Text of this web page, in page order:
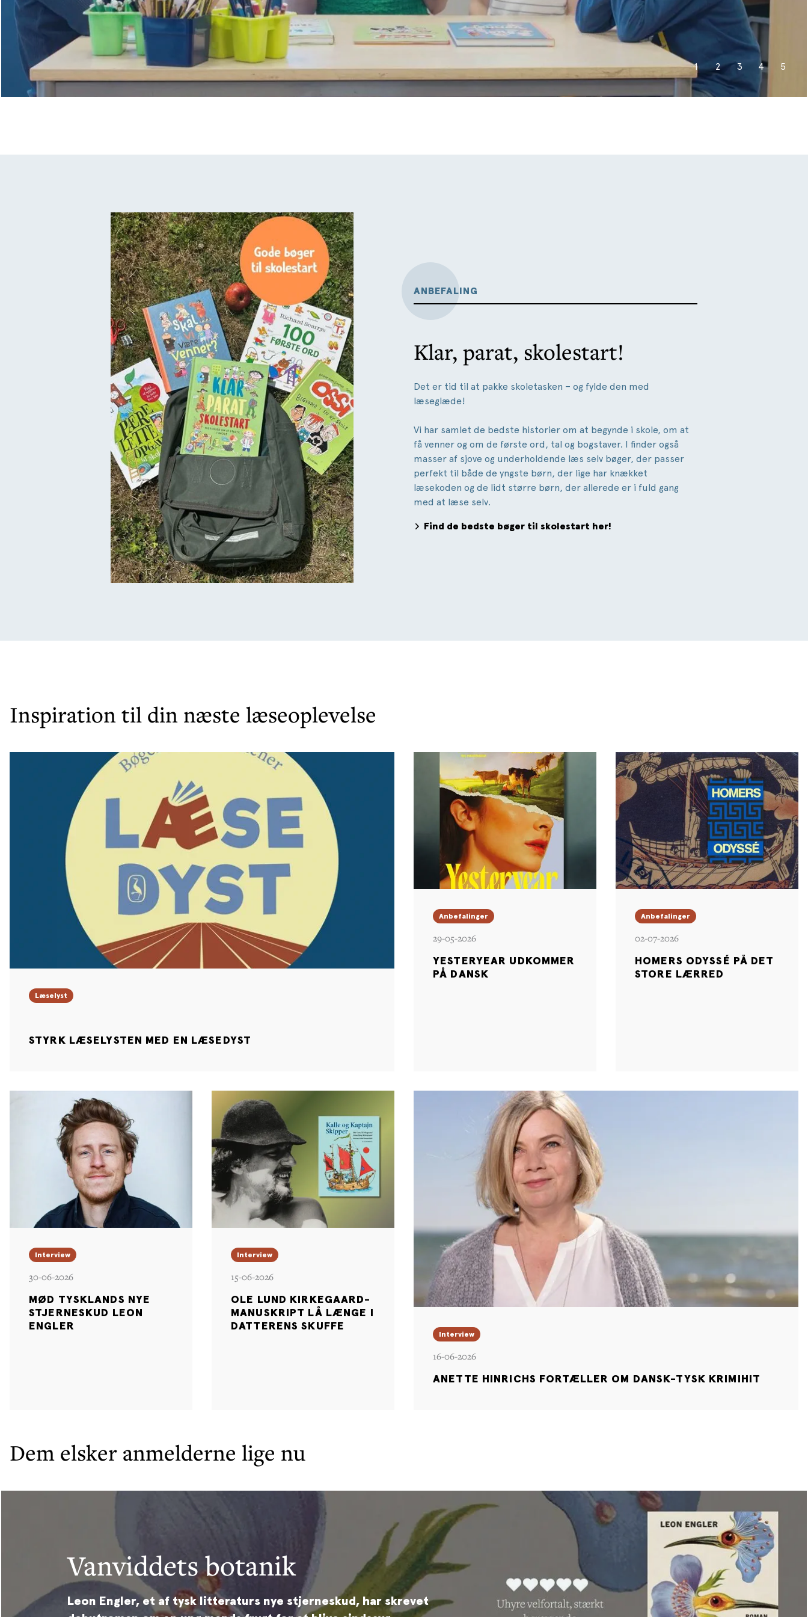
1 2 3 4 5
ANBEFALING
Klar, parat, skolestart!
Det er tid til at pakke skoletasken – og fylde den med
læseglæde!
Vi har samlet de bedste historier om at begynde i skole, om at
få venner og om de første ord, tal og bogstaver. I finder også
masser af sjove og underholdende læs selv bøger, der passer
perfekt til både de yngste børn, der lige har knækket
læsekoden og de lidt større børn, der allerede er i fuld gang
med at læse selv.
Find de bedste bøger til skolestart her!
Inspiration til din næste læseoplevelse
Læselyst
STYRK LÆSELYSTEN MED EN LÆSEDYST
Anbefalinger
29-05-2026
YESTERYEAR UDKOMMER
PÅ DANSK
Anbefalinger
02-07-2026
HOMERS ODYSSÉ PÅ DET
STORE LÆRRED
Interview
30-06-2026
MØD TYSKLANDS NYE
STJERNESKUD LEON
ENGLER
Interview
15-06-2026
OLE LUND KIRKEGAARD-
MANUSKRIPT LÅ LÆNGE I
DATTERENS SKUFFE
Interview
16-06-2026
ANETTE HINRICHS FORTÆLLER OM DANSK-TYSK KRIMIHIT
Dem elsker anmelderne lige nu
Vanviddets botanik
Leon Engler, et af tysk litteraturs nye stjerneskud, har skrevet
Jeg finder selv ud
95-årige forfatter Niels Barfoed betragter med skarphed og
Olavs hus
En fortælling om Kim Leines norske familie og første bog i